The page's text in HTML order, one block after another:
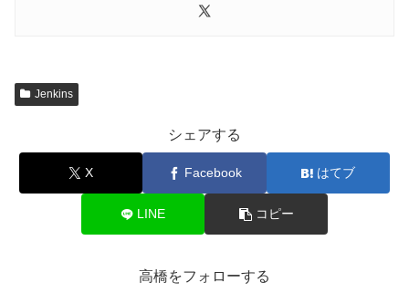
Jenkins
シェアする
X Facebook はてブ
LINE コピー
高橋をフォローする